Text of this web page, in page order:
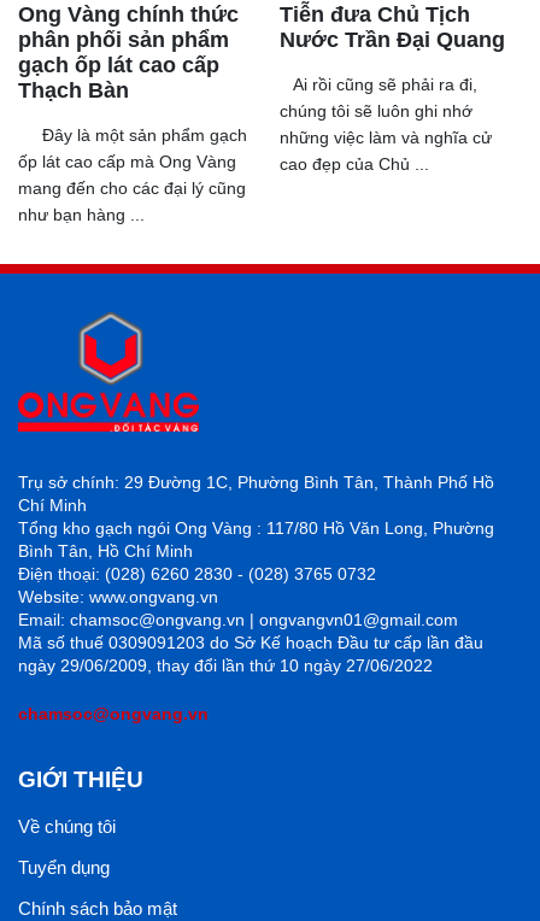
Ong Vàng chính thức
phân phối sản phẩm
gạch ốp lát cao cấp
Thạch Bàn
Đây là một sản phẩm gạch
ốp lát cao cấp mà Ong Vàng
mang đến cho các đại lý cũng
như bạn hàng ...
Tiễn đưa Chủ Tịch
Nước Trần Đại Quang
Ai rồi cũng sẽ phải ra đi,
chúng tôi sẽ luôn ghi nhớ
những việc làm và nghĩa cử
cao đẹp của Chủ ...
Trụ sở chính: 29 Đường 1C, Phường Bình Tân, Thành Phố Hồ
Chí Minh
Tổng kho gạch ngói Ong Vàng : 117/80 Hồ Văn Long, Phường
Bình Tân, Hồ Chí Minh
Điện thoại: (028) 6260 2830 - (028) 3765 0732
Website: www.ongvang.vn
Email: chamsoc@ongvang.vn | ongvangvn01@gmail.com
Mã số thuế 0309091203 do Sở Kế hoạch Đầu tư cấp lần đầu
ngày 29/06/2009, thay đổi lần thứ 10 ngày 27/06/2022
chamsoc@ongvang.vn
GIỚI THIỆU
Về chúng tôi
Tuyển dụng
Chính sách bảo mật